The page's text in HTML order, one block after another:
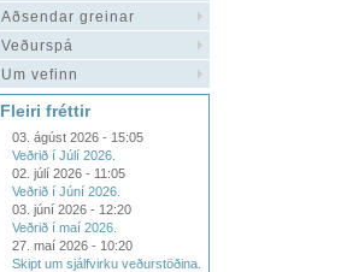
Aðsendar greinar
Veðurspá
Um vefinn
Fleiri fréttir
03. ágúst 2026 - 15:05
Veðrið í Júlí 2026.
02. júlí 2026 - 11:05
Veðrið í Júní 2026.
03. júní 2026 - 12:20
Veðrið í maí 2026.
27. maí 2026 - 10:20
Skipt um sjálfvirku veðurstöðina.